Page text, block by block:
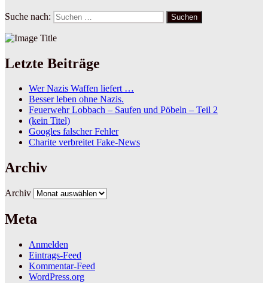
Suche nach: Suchen
Letzte Beiträge
Wer Nazis Waffen liefert …
Besser leben ohne Nazis.
Feuerwehr Lobbach – Saufen und Pöbeln – Teil 2
(kein Titel)
Googles falscher Fehler
Charite verbreitet Fake-News
Archiv
Archiv
Meta
Anmelden
Eintrags-Feed
Kommentar-Feed
WordPress.org